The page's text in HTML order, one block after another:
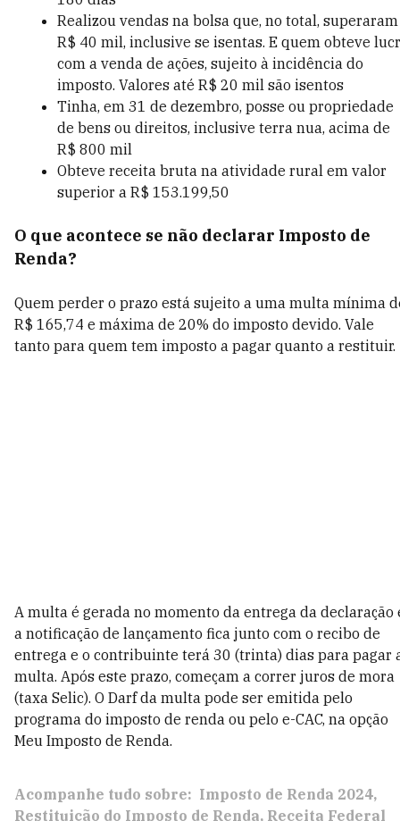
Realizou vendas na bolsa que, no total, superaram
R$ 40 mil, inclusive se isentas. E quem obteve
com a venda de ações, sujeito à incidência do
imposto. Valores até R$ 20 mil são isentos
Tinha, em 31 de dezembro, posse ou propriedade
de bens ou direitos, inclusive terra nua, acima de
R$ 800 mil
Obteve receita bruta na atividade rural em valor
superior a R$ 153.199,50
O que acontece se não declarar Imposto de
Renda?
Quem perder o prazo está sujeito a uma multa mínima
R$ 165,74 e máxima de 20% do imposto devido. Vale
tanto para quem tem imposto a pagar quanto a restituir.
A multa é gerada no momento da entrega da declaração
a notificação de lançamento fica junto com o recibo de
entrega e o contribuinte terá 30 (trinta) dias para pagar
multa. Após este prazo, começam a correr juros de mora
(taxa Selic). O Darf da multa pode ser emitida pelo
programa do imposto de renda ou pelo e-CAC, na opção
Meu Imposto de Renda.
Acompanhe tudo sobre: Imposto de Renda 2024
Restituição do Imposto de Renda Receita Federal